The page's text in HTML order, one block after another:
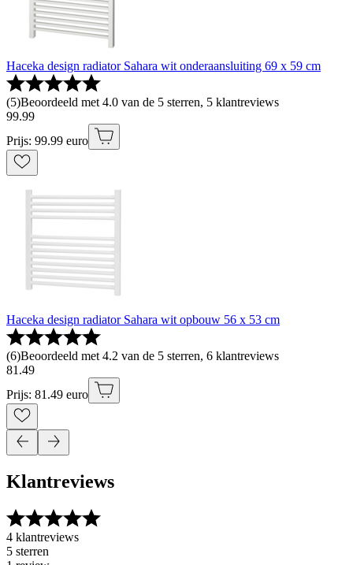
Haceka design radiator Sahara wit onderaansluiting 69 x 59 cm
(5)Beoordeeld met 4.0 van de 5 sterren, 5 klantreviews
99.99
Prijs: 99.99 euro
Haceka design radiator Sahara wit opbouw 56 x 53 cm
(6)Beoordeeld met 4.2 van de 5 sterren, 6 klantreviews
81 .49
Prijs: 81.49 euro
Klantreviews
4 klantreviews
5 sterren